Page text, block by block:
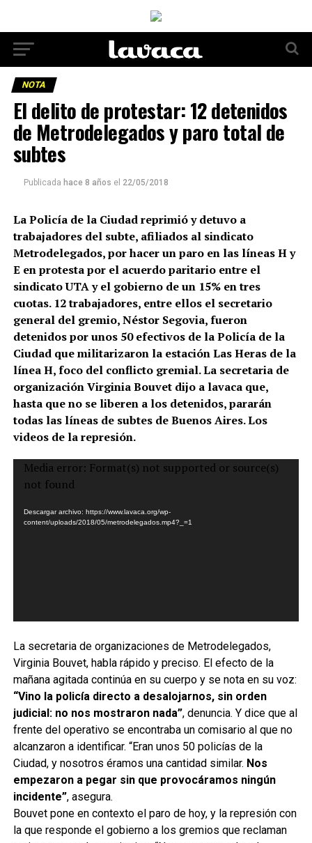
NOTA
El delito de protestar: 12 detenidos
de Metrodelegados y paro total de
subtes
Publicada hace 8 años el 22/05/2018
La Policía de la Ciudad reprimió y detuvo a
trabajadores del subte, afiliados al sindicato
Metrodelegados, por hacer un paro en las líneas H y
E en protesta por el acuerdo paritario entre el
sindicato UTA y el gobierno de un 15% en tres
cuotas. 12 trabajadores, entre ellos el secretario
general del gremio, Néstor Segovia, fueron
detenidos por unos 50 efectivos de la Policía de la
Ciudad que militarizaron la estación Las Heras de la
línea H, foco del conflicto gremial. La secretaria de
organización Virginia Bouvet dijo a lavaca que,
hasta que no se liberen a los detenidos, pararán
todas las líneas de subtes de Buenos Aires. Los
videos de la represión.
Reproductor
Media error: Format(s) not supported or source(s)
not found
Descargar archivo: https://www.lavaca.org/wp-
content/uploads/2018/05/metrodelegados.mp4?_=1
La secretaria de organizaciones de Metrodelegados,
Virginia Bouvet, habla rápido y preciso. El efecto de la
mañana agitada continúa en su cuerpo y se nota en su voz:
“Vino la policía directo a desalojarnos, sin orden
judicial: no nos mostraron nada”, denuncia. Y dice que al
frente del operativo se encontraba un comisario al que no
alcanzaron a identificar. “Eran unos 50 policías de la
Ciudad, y nosotros éramos una cantidad similar. Nos
empezaron a pegar sin que provocáramos ningún
incidente”, asegura.
Bouvet pone en contexto el paro de hoy, y la represión con
la que responde el gobierno a los gremios que reclaman